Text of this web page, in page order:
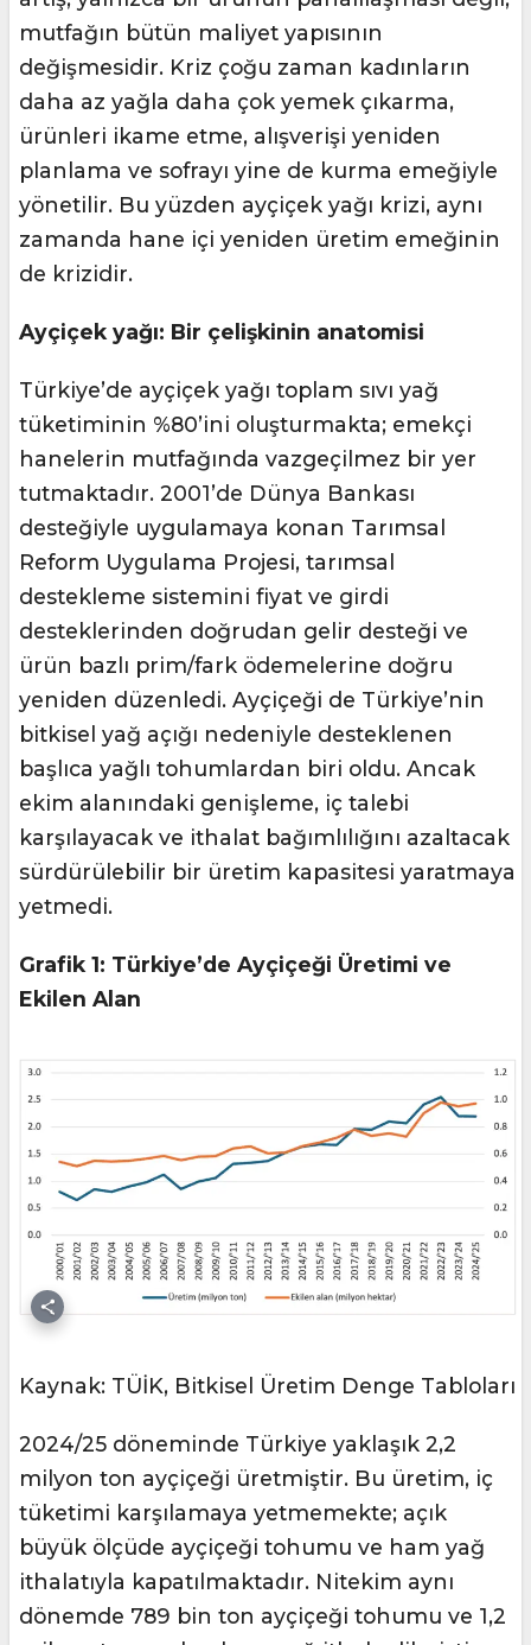
mutfağın bütün maliyet yapısının
değişmesidir. Kriz çoğu zaman kadınların
daha az yağla daha çok yemek çıkarma,
ürünleri ikame etme, alışverişi yeniden
planlama ve sofrayı yine de kurma emeğiyle
yönetilir. Bu yüzden ayçiçek yağı krizi, aynı
zamanda hane içi yeniden üretim emeğinin
de krizidir.
Ayçiçek yağı: Bir çelişkinin anatomisi
Türkiye’de ayçiçek yağı toplam sıvı yağ
tüketiminin %80’ini oluşturmakta; emekçi
hanelerin mutfağında vazgeçilmez bir yer
tutmaktadır. 2001’de Dünya Bankası
desteğiyle uygulamaya konan Tarımsal
Reform Uygulama Projesi, tarımsal
destekleme sistemini fiyat ve girdi
desteklerinden doğrudan gelir desteği ve
ürün bazlı prim/fark ödemelerine doğru
yeniden düzenledi. Ayçiçeği de Türkiye’nin
bitkisel yağ açığı nedeniyle desteklenen
başlıca yağlı tohumlardan biri oldu. Ancak
ekim alanındaki genişleme, iç talebi
karşılayacak ve ithalat bağımlılığını azaltacak
sürdürülebilir bir üretim kapasitesi yaratmaya
yetmedi.
Grafik 1: Türkiye’de Ayçiçeği Üretimi ve
Ekilen Alan
Kaynak: TÜİK, Bitkisel Üretim Denge Tabloları
2024/25 döneminde Türkiye yaklaşık 2,2
milyon ton ayçiçeği üretmiştir. Bu üretim, iç
tüketimi karşılamaya yetmemekte; açık
büyük ölçüde ayçiçeği tohumu ve ham yağ
ithalatıyla kapatılmaktadır. Nitekim aynı
dönemde 789 bin ton ayçiçeği tohumu ve 1,2